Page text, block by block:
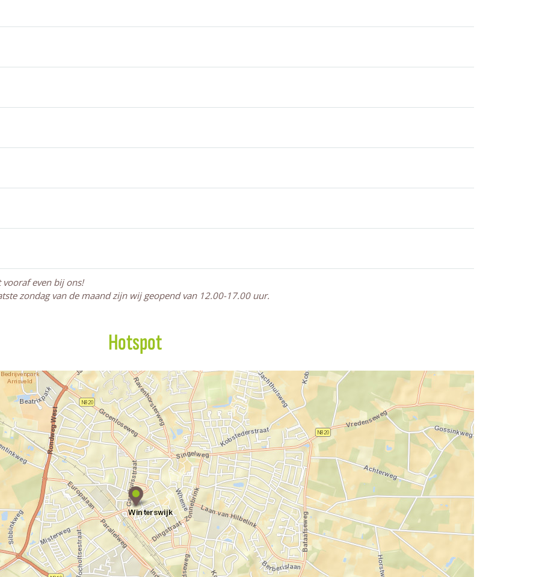
vooraf even bij ons!
zondag van de maand zijn wij geopend van 12.00-17.00 uur.
Hotspot
S
-
t
e
r
!
f
a